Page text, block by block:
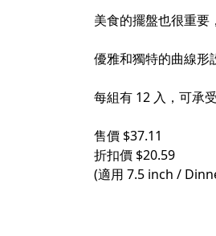
美食的擺盤也很重要
優雅和獨特的曲線形
每組有 12 入，可承
售價 $37.11
折扣價 $20.59
(適用 7.5 inch /